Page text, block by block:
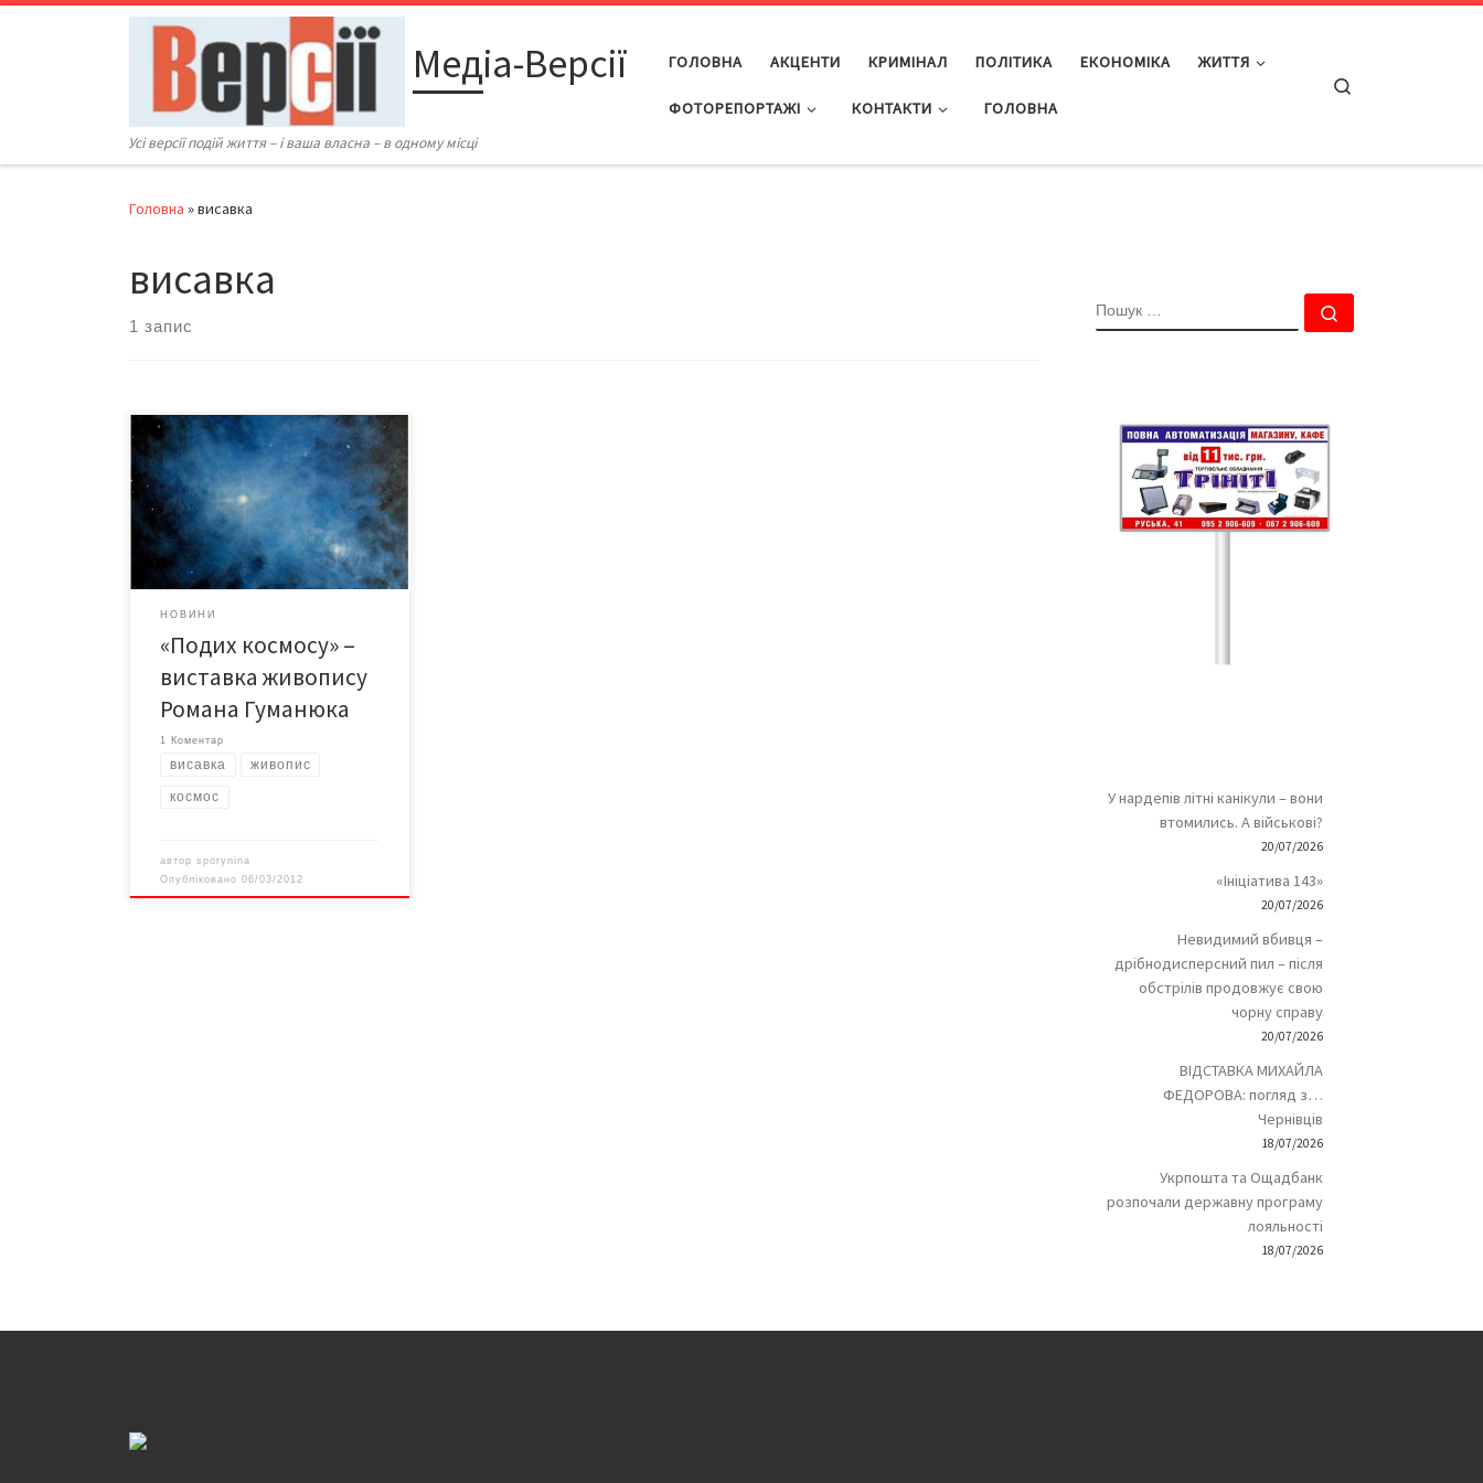
Перейти до вмісту
Медіа-Версії
Усі версії подій життя – і ваша власна – в одному місці
ГОЛОВНА АКЦЕНТИ КРИМІНАЛ ПОЛІТИКА ЕКОНОМІКА ЖИТТЯ
ФОТОРЕПОРТАЖІ КОНТАКТИ ГОЛОВНА
Головна »висавка
висавка
1 запис
12 березня 2012 року о 15.00 у
Чернівецькому обласному
художньому музеї відбудеться
відкриття персональної виставки
художника з Киргизстану Романа
Гуманюка «Подих космосу».
НОВИНИ
«Подих космосу» –
виставка живопису
Романа Гуманюка
1 Коментар
висавка живопис
космос
авторsporynina
Опубліковано06/03/2012
ПОШУК
У нардепів літні канікули – вони
втомились. А військові?
20/07/2026
«Ініціатива 143»
20/07/2026
Невидимий вбивця –
дрібнодисперсний пил – після
обстрілів продовжує свою
чорну справу
20/07/2026
ВІДСТАВКА МИХАЙЛА
ФЕДОРОВА: погляд з…
Чернівців
18/07/2026
Укрпошта та Ощадбанк
розпочали державну програму
лояльності
18/07/2026